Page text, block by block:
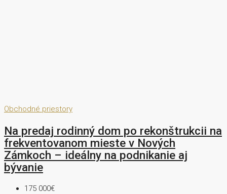
Obchodné priestory
Na predaj rodinný dom po rekonštrukcii na
frekventovanom mieste v Nových
Zámkoch – ideálny na podnikanie aj
bývanie
175 000€